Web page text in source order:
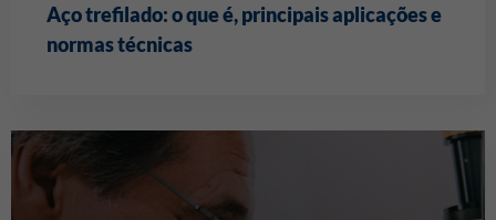
Aço trefilado: o que é, principais aplicações e
normas técnicas